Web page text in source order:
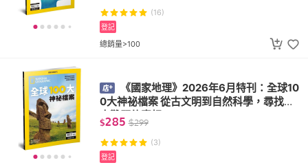
(16)
總銷量>100
登記
《國家地理》2026年6月特刊：全球10
0大神祕檔案 從古文明到自然科學，尋找千
古難題的真相
$285 $299
(3)
登記